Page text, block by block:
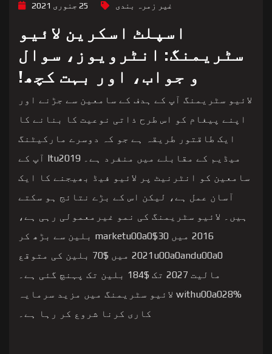
25 جنوری 2021 غیر زمرہ بندی
اسپلٹ اسکرین لائیو
سٹریمنگ: انٹرویوز، سوال
و جواب، اور بہت کچھ!
لائیو سٹریمنگ آپ کے ہدف کے سامعین سے جڑنے اور
اپنے پیغام کو اس طرح ذاتی نوعیت کا بنانے کا
ایک طاقتور طریقہ ہے جو کہ دوسرے مارکیٹنگ
میڈیم کے مقابلے میں منفرد ہے۔ Itu2019 آپ کے
سامعین کو انٹرنیٹ پر لائیو فیڈ بھیجنے کا ایک
آسان عمل ہے، لیکن اس کے بڑے نتائج ہو سکتے
ہیں۔ لائیو سٹریمنگ کی نمو غیرمعمولی رہی ہے،
2016 میں marketu00a0$30 بلین سے بڑھ کر
2021u00a0andu00a0 میں $70 بلین کی متوقع
مالیت 2027 تک $184 بلین تک پہنچ گئی ہے۔
withu00a028% لائیو سٹریمنگ میں مزید سرمایہ
کاری کرنا شروع کر رہا ہے۔